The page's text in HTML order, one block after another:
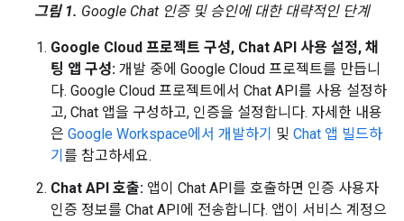
그림 1. Google Chat 인증 및 승인에 대한 대략적인 단계
Google Cloud 프로젝트 구성, Chat API 사용 설정, 채
팅 앱 구성: 개발 중에 Google Cloud 프로젝트를 만듭니
다. Google Cloud 프로젝트에서 Chat API를 사용 설정하
고, Chat 앱을 구성하고, 인증을 설정합니다. 자세한 내용
은 Google Workspace에서 개발하기 및 Chat 앱 빌드하
기 를 참고하세요.
Chat API 호출: 앱이 Chat API를 호출하면 인증 사용자
인증 정보를 Chat API에 전송합니다. 앱이 서비스 계정으